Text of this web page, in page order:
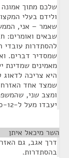
שלכם מתוך
ולידם בעלי
שאמר – אני,
שבאים ואומרים:
להסתדרות עובדי
שמסדיר דברים.
מאמינים שמדינת
היא צריכה
שמצד אחד האזרח
ומצב שני,
יעבדו מעל ל-10-12 שעות.
השר מיכאל איתן
דרך אגב, גם
בהסתדרות.